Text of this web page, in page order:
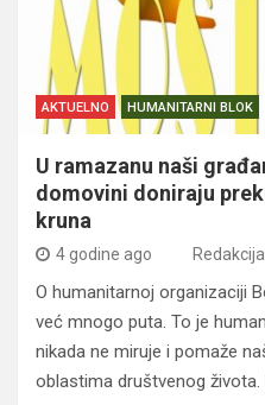
AKTUELNO HUMANITARNI BLOK
U ramazanu naši
domovini doniraju
kruna
4 godine ago Redakcija
O humanitarnoj organizaciji
već mnogo puta. To je
nikada ne miruje i pomaže
oblastima društvenog